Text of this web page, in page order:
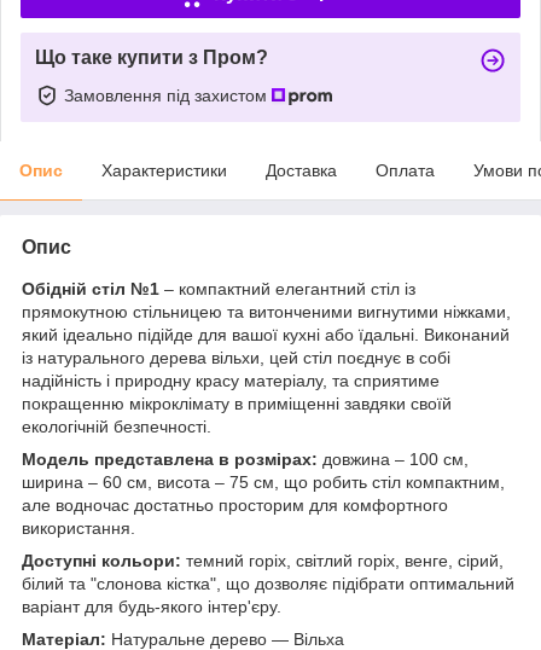
Що таке купити з Пром?
Замовлення під захистом
Опис Характеристики Доставка Оплата Умови
Опис
Обідній стіл №1 – компактний елегантний стіл із
прямокутною стільницею та витонченими вигнутими ніжками,
який ідеально підійде для вашої кухні або їдальні. Виконаний
із натурального дерева вільхи, цей стіл поєднує в собі
надійність і природну красу матеріалу, та сприятиме
покращенню мікроклімату в приміщенні завдяки своїй
екологічній безпечності.
Модель представлена в розмірах: довжина – 100 см,
ширина – 60 см, висота – 75 см, що робить стіл компактним,
але водночас достатньо просторим для комфортного
використання.
Доступні кольори: темний горіх, світлий горіх, венге, сірий,
білий та "слонова кістка", що дозволяє підібрати оптимальний
варіант для будь-якого інтер'єру.
Матеріал: Натуральне дерево ― Вільха